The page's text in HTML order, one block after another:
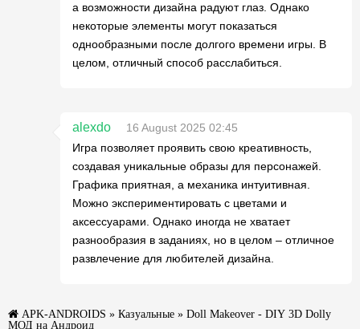
а возможности дизайна радуют глаз. Однако
некоторые элементы могут показаться
однообразными после долгого времени игры. В
целом, отличный способ расслабиться.
alexdo
16 August 2025 02:45
Игра позволяет проявить свою креативность,
создавая уникальные образы для персонажей.
Графика приятная, а механика интуитивная.
Можно экспериментировать с цветами и
аксессуарами. Однако иногда не хватает
разнообразия в заданиях, но в целом – отличное
развлечение для любителей дизайна.
APK-ANDROIDS » Казуальные » Doll Makeover - DIY 3D Dolly
МОД на Андроид